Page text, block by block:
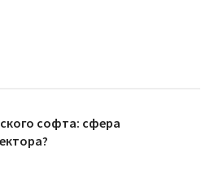
софта: сфера